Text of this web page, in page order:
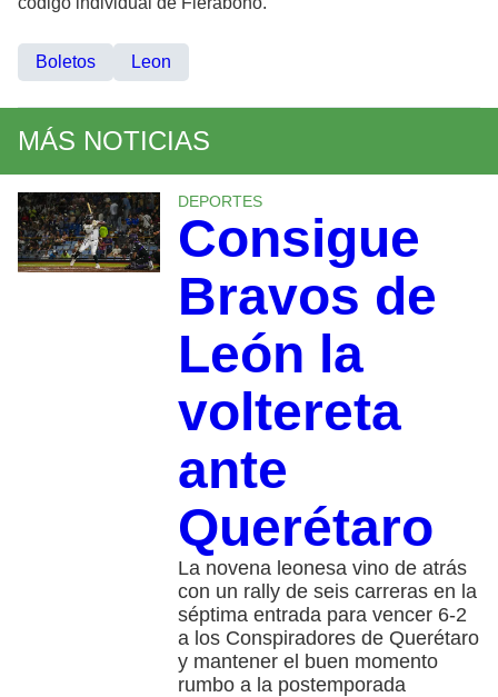
Boletos Leon
MÁS NOTICIAS
DEPORTES
Consigue
Bravos de
León la
voltereta
ante
Querétaro
La novena leonesa vino de atrás
con un rally de seis carreras en la
séptima entrada para vencer 6-2
a los Conspiradores de Querétaro
y mantener el buen momento
rumbo a la postemporada